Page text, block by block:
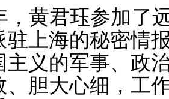
，黄君珏参加了
驻上海的秘密情
主义的军事、政
、胆大心细，工